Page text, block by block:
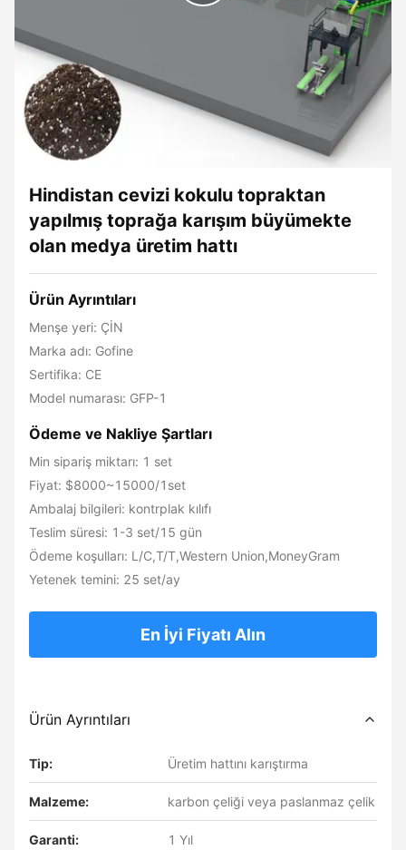
Hindistan cevizi kokulu topraktan
yapılmış toprağa karışım büyümekte
olan medya üretim hattı
Ürün Ayrıntıları
Menşe yeri: ÇİN
Marka adı: Gofine
Sertifika: CE
Model numarası: GFP-1
Ödeme ve Nakliye Şartları
Min sipariş miktarı: 1 set
Fiyat: $8000~15000/1set
Ambalaj bilgileri: kontrplak kılıfı
Teslim süresi: 1-3 set/15 gün
Ödeme koşulları: L/C,T/T,Western Union,MoneyGram
Yetenek temini: 25 set/ay
En İyi Fiyatı Alın
Ürün Ayrıntıları
Tip: Üretim hattını karıştırma
Malzeme: karbon çeliği veya paslanmaz çelik
Garanti: 1 Yıl